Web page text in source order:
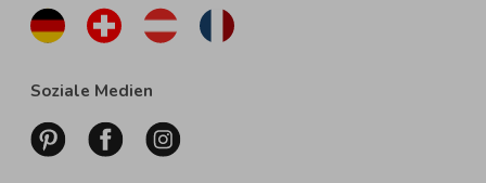
Soziale Medien